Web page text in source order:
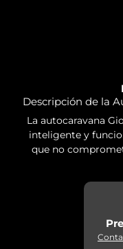
Descripción de la
La autocaravana
inteligente y
que no